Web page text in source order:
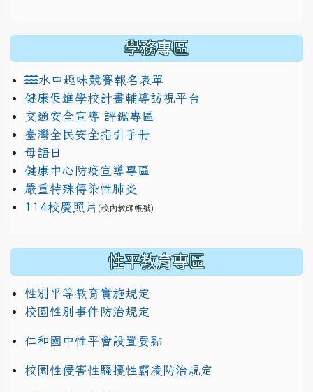
學務專區
水中趣味競賽報名表單
健康促進學校計畫輔導訪視平台
交通安全宣導 評鑑專區
臺灣全民安全指引手冊
母語日
健康中心防疫宣導專區
嚴重特殊傳染性肺炎
114校慶照片 (校內教師帳號)
性平教育專區
性別平等教育實施規定
校園性別事件防治規定
仁和國中性平會設置要點
校園性侵害性騷擾性霸凌防治規定